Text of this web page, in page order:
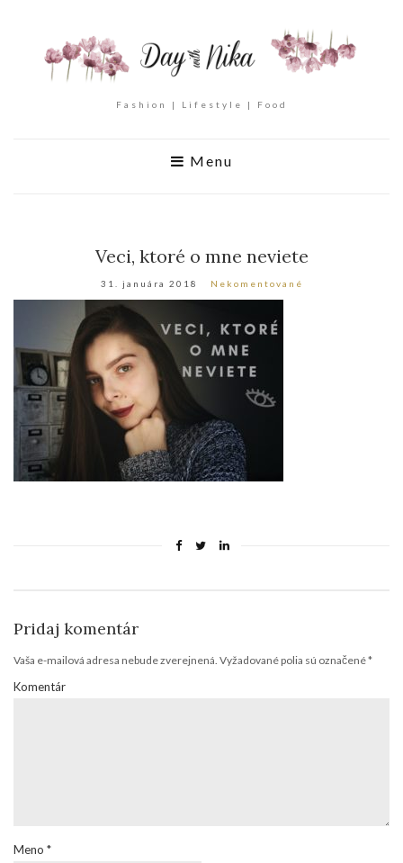
Fashion | Lifestyle | Food
Menu
Veci, ktoré o mne neviete
31. januára 2018 Nekomentované
Pridaj komentár
Vaša e-mailová adresa nebude zverejnená. Vyžadované polia sú označené*
Komentár
Meno *